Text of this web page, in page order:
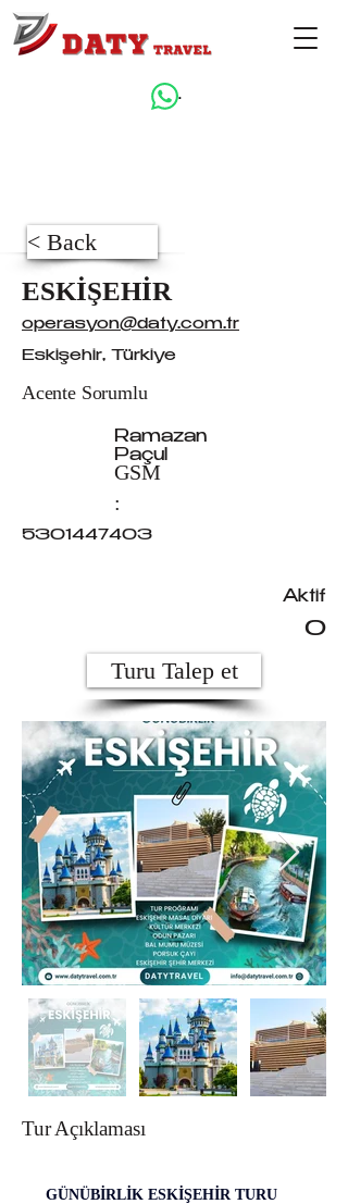
.
< Back
ESKİŞEHİR
operasyon@daty.com.tr
Eskişehir, Türkiye
Acente Sorumlu
GSM
:
Ramazan
Paçul
5301447403
Aktif
0
Turu Talep et
Tur Açıklaması
GÜNÜBİRLİK ESKİŞEHİR TURU